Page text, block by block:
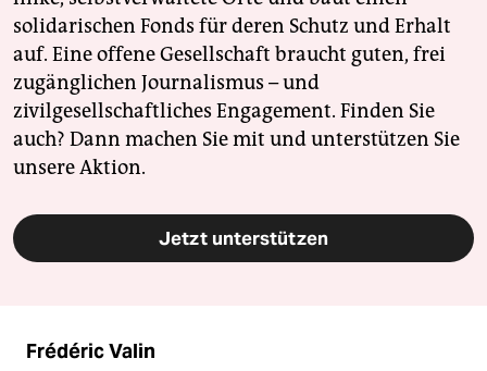
solidarischen Fonds für deren Schutz und Erhalt
auf. Eine offene Gesellschaft braucht guten, frei
zugänglichen Journalismus – und
zivilgesellschaftliches Engagement. Finden Sie
auch? Dann machen Sie mit und unterstützen Sie
unsere Aktion.
Jetzt unterstützen
Frédéric Valin